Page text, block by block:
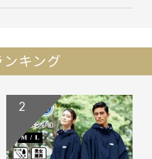
キング
2